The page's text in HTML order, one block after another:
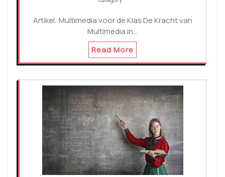
Artikel: Multimedia voor de Klas De Kracht van
Multimedia in…
Read More